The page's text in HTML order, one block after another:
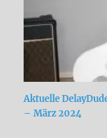
Aktuelle
– März 2024